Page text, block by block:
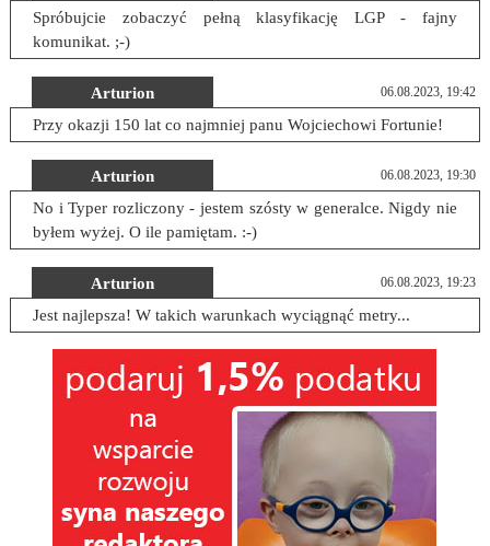
Spróbujcie zobaczyć pełną klasyfikację LGP - fajny
komunikat. ;-)
Arturion 06.08.2023, 19:42
Przy okazji 150 lat co najmniej panu Wojciechowi Fortunie!
Arturion 06.08.2023, 19:30
No i Typer rozliczony - jestem szósty w generalce. Nigdy nie
byłem wyżej. O ile pamiętam. :-)
Arturion 06.08.2023, 19:23
Jest najlepsza! W takich warunkach wyciągnąć metry...